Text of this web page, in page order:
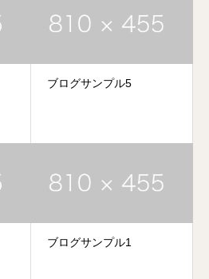
ブログサンプル5
ブログサンプル1